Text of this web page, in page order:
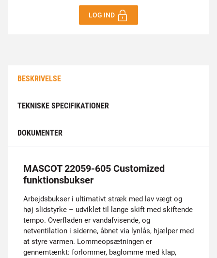
LOG IND
BESKRIVELSE
TEKNISKE SPECIFIKATIONER
DOKUMENTER
MASCOT 22059-605 Customized
funktionsbukser
Arbejdsbukser i ultimativt stræk med lav vægt og
høj slidstyrke – udviklet til lange skift med skiftende
tempo. Overfladen er vandafvisende, og
netventilation i siderne, åbnet via lynlås, hjælper med
at styre varmen. Lommeopsætningen er
gennemtænkt: forlommer, baglomme med klap,